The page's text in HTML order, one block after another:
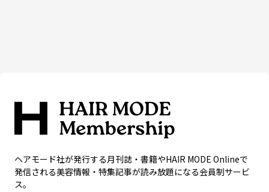
ヘアモード社が発行する月刊誌・書籍やHAIR MODE Onlineで
発信される美容情報・特集記事が読み放題になる会員制サービ
ス。